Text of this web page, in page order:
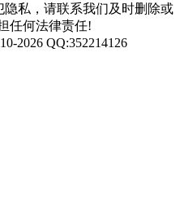
私，请联系我们及时删除或
任何法律责任!
2026 QQ:352214126